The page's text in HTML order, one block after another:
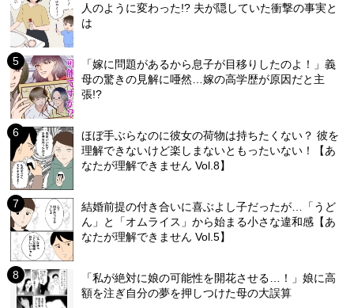
人のように変わった!? 夫が隠していた衝撃の事実と
は
「嫁に問題があるから息子が目移りしたのよ！」義
母の驚きの見解に唖然…嫁の高学歴が原因だと主
張!?
ほぼ手ぶらなのに彼女の荷物は持ちたくない？ 彼を
理解できないけど楽しまないともったいない！【あ
なたが理解できません Vol.8】
結婚前提の付き合いに喜ぶよし子だったが…「うど
ん」と「オムライス」から始まる小さな違和感【あ
なたが理解できません Vol.5】
「私が絶対に娘の可能性を開花させる…！」娘に高
額を注ぎ自分の夢を押しつけた母の大誤算